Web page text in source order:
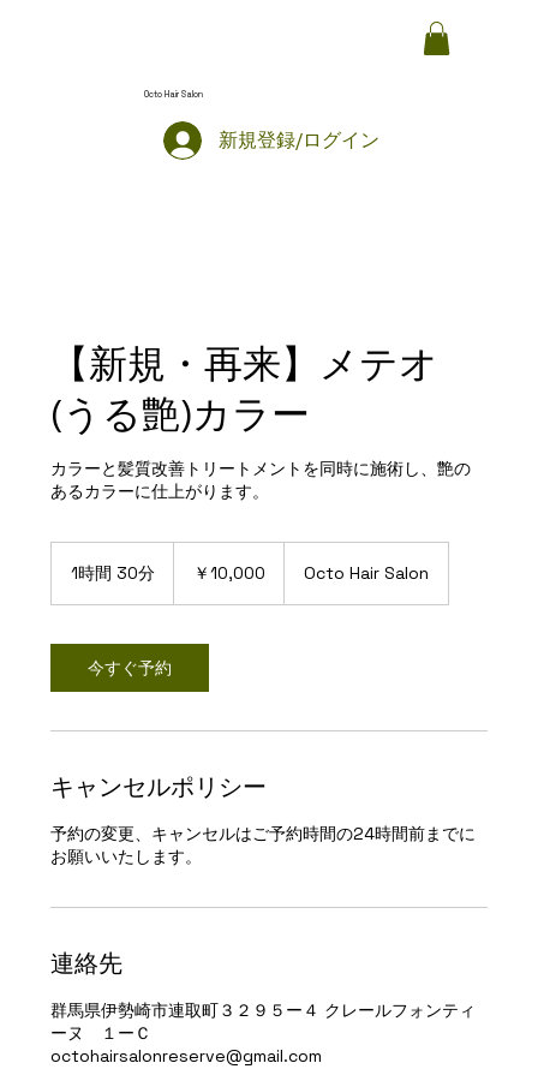
Octo Hair Salon
新規登録/ログイン
【新規・再来】メテオ
(うる艶)カラー
カラーと髪質改善トリートメントを同時に施術し、艶の
あるカラーに仕上がります。
1時間 30分
0
分
￥10,000 Octo Hair Salon
今すぐ予約
キャンセルポリシー
予約の変更、キャンセルはご予約時間の24時間前までに
お願いいたします。
連絡先
群馬県伊勢崎市連取町３２９５ー４ クレールフォンティ
ーヌ １ーＣ
octohairsalonreserve@gmail.com